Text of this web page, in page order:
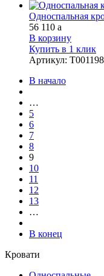
Односпальная
56 110 a
В корзину
Купить в 1 клик
Артикул: Т001198
В начало
…
5
6
7
8
9
10
11
12
13
…
В конец
Кровати